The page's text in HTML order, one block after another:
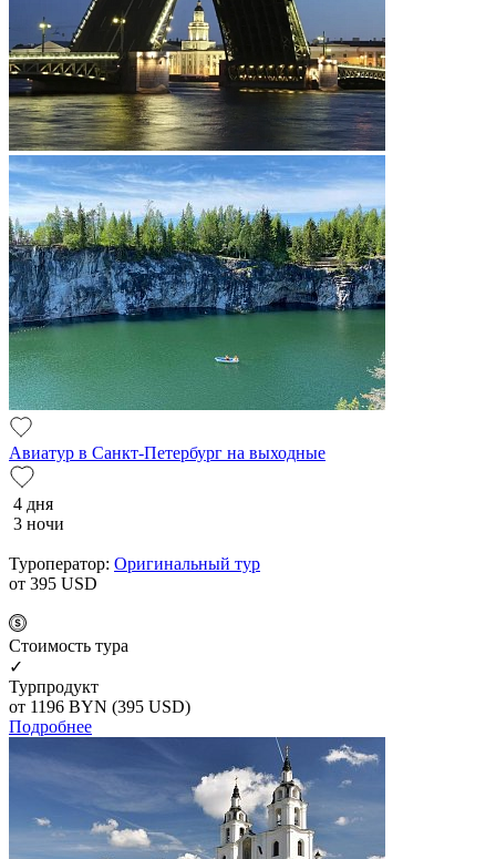
Авиатур в Санкт-Петербург на выходные
4 дня
3 ночи
Туроператор: Оригинальный тур
от 395 USD
Cтоимость тура
✓
Турпродукт
от 1196 BYN (395 USD)
Подробнее